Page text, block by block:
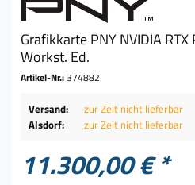
Grafikkarte PNY NVIDIA
Workst. Ed.
Artikel-Nr.:374882
Versand:
zur Zeit nicht lieferbar
Alsdorf:
zur Zeit nicht lieferbar
11.300,00 € *